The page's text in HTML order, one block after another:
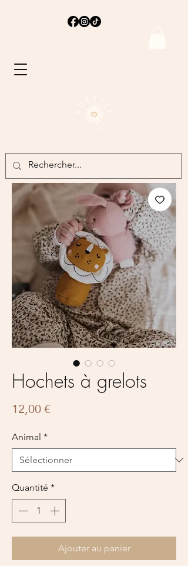
Hochets à grelots
12,00 €Prix
Animal *
Quantité *
Ajouter au panier